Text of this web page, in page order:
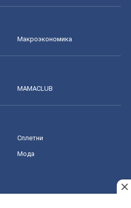
Mакроэкономика
MAMACLUB
Сплетни
Мода